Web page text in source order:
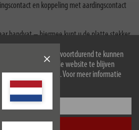
u in te richten en voortdurend te kunnen
van cookies. Door de website te blijven
gebruik van cookies. Voor meer informatie
en koppeling met aardingscontact
handvat – hiermee kunt u de platte stekker
halen
lengte van 5 meter (H05VV-F 3G1,5) en
tegen aanraking